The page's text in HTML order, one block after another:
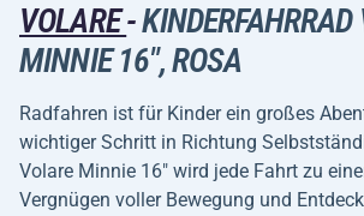
VOLARE-KINDERFAHRRAD
MINNIE 16", ROSA
Radfahren ist für Kinder ein großes
wichtiger Schritt in Richtung
Volare Minnie 16" wird jede Fahrt zu
Vergnügen voller Bewegung und